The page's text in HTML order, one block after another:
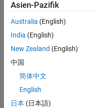
Version History
Introduced in R2021a
See Also
Objects
soc.RFDataConverter
Asien-Pazifik
Australia (English)
India (English)
New Zealand (English)
中国
简体中文
English
日本 (日本語)